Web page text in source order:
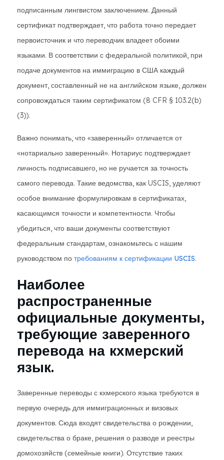
подписанным лингвистом заключением. Данный
сертификат подтверждает, что работа точно передает
первоисточник и что переводчик владеет обоими
языками. В соответствии с федеральной политикой, при
подаче документов на иммиграцию в США каждый
документ, составленный не на английском языке, должен
сопровождаться таким сертификатом (8 CFR § 103.2(b)
(3)).
Важно понимать, что «заверенный» отличается от
«нотариально заверенный». Нотариус подтверждает
личность подписавшего, но не ручается за точность
самого перевода. Такие ведомства, как USCIS, уделяют
особое внимание формулировкам в сертификатах,
касающимся точности и компетентности. Чтобы
убедиться, что ваши документы соответствуют
федеральным стандартам, ознакомьтесь с нашим
руководством по требованиям к сертификации USCIS.
Наиболее
распространенные
официальные документы,
требующие заверенного
перевода на кхмерский
язык.
Заверенные переводы с кхмерского языка требуются в
первую очередь для иммиграционных и визовых
документов. Сюда входят свидетельства о рождении,
свидетельства о браке, решения о разводе и реестры
домохозяйств (семейные книги). Отсутствие таких